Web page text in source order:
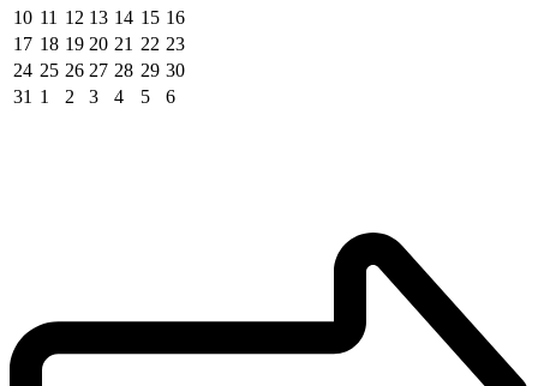
10 11 12 13 14 15 16
17 18 19 20 21 22 23
24 25 26 27 28 29 30
31 1 2 3 4 5 6